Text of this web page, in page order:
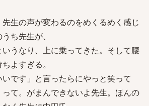
生の声が変わるのをめくるめく感じ
ち先生が、
いうなり、上に乗ってきた。そして腰
よすぎる。
です」と言ったらにやっと笑って
って。がまんできないよ先生。ほんの